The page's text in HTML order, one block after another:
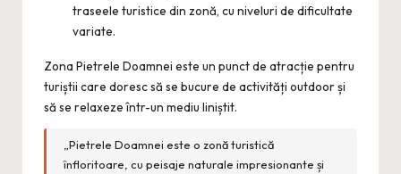
traseele turistice din zonă, cu niveluri de dificultate
variate.
Zona Pietrele Doamnei este un punct de atracție pentru
turiștii care doresc să se bucure de activități outdoor și
să se relaxeze într-un mediu liniștit.
„Pietrele Doamnei este o zonă turistică
înfloritoare, cu peisaje naturale impresionante și